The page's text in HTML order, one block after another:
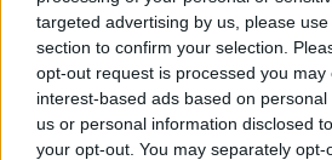
targeted advertising by us, please
section to confirm your selection.
opt-out request is processed you may
interest-based ads based on
us or personal information disclosed
your opt-out. You may separately
Érsekújváron